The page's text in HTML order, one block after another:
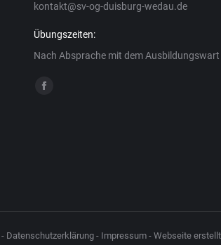
Kassenwartin
kontakt@sv-og-duisburg-wedau.de
Übungszeiten:
Nach Absprache mit dem Ausbildungswart
Finden Sie uns auf:
- Datenschutzerklärung - Impressum - Webseite erstellt